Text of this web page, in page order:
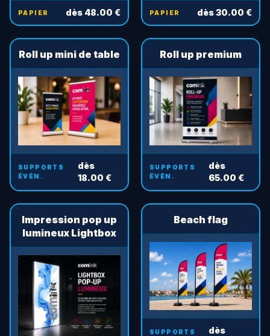
PAPIER dès 48.00 € PAPIER dès 30.00 €
Roll up mini de table
SUPPORTS
ÉVÉN.
dès
18.00 €
Roll up premium
SUPPORTS
ÉVÉN.
dès
65.00 €
Impression pop up
lumineux Lightbox
Beach flag
SUPPORTS
dès